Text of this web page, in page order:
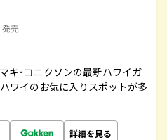
発売
キ･コニクソンの最新ハワイガ
ワイのお気に入りスポットが多
詳細を見る